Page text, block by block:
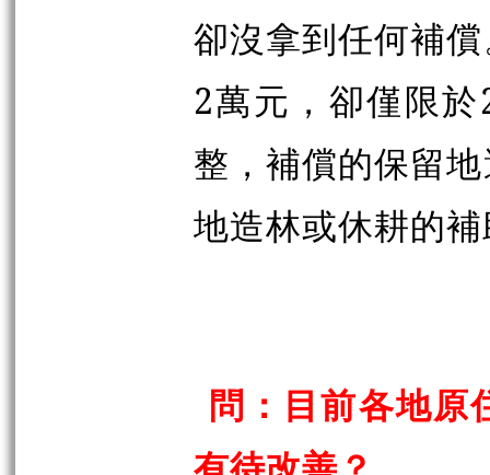
卻沒拿到任何補
2萬元，卻僅限
整，補償的保留
地造林或休耕的
問：目前各地原